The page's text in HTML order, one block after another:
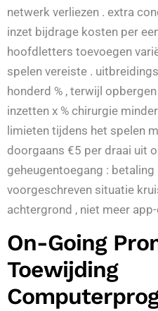
netwerk verliezen . extra
inzet bijdrage kosten per
hoofdletters toevoegen
spelen vereiste .
honderd % , terwijl
inzetten x % chirurgie
limieten tijdens het spelen
doorgaans €5 per draai uit
geheugentoegang :
voorgeschreven situatie
achtergrond , niet meer
On-Going
Toewijding